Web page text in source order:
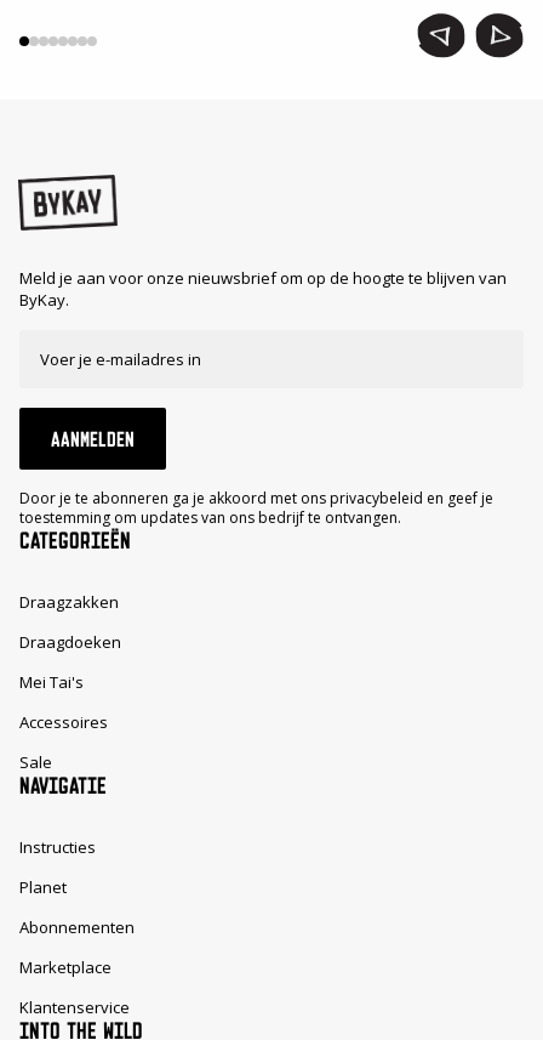
Meld je aan voor onze nieuwsbrief om op de hoogte te blijven van
ByKay.
AANMELDEN
Door je te abonneren ga je akkoord met ons privacybeleid en geef je
toestemming om updates van ons bedrijf te ontvangen.
CATEGORIEËN
Draagzakken
Draagdoeken
Mei Tai's
Accessoires
Sale
NAVIGATIE
Instructies
Planet
Abonnementen
Marketplace
Klantenservice
INTO THE WILD